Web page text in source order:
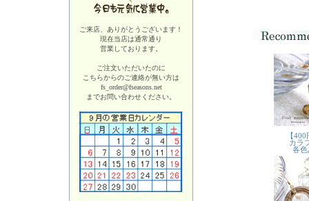
ご来店、ありがとうございます！
現在当店は通常通り
営業しております。
ご注文いただいたのに
こちらからのご連絡が無い方は
fs_order@fseasons.net
までお問い合わせください。